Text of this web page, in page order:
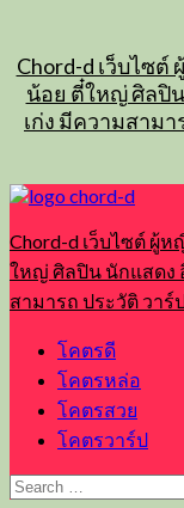
content
Chord-d เว็บไซ
น้อย ตี๋ใหญ่ ศิลปิ
เก่ง มีความสาม
Primary
Chord-d เว็บไซต์ ผู้
ใหญ่ ศิลปิน นักแสดง
สามารถ ประวัติ วาร์
โคตรดี
โคตรหล่อ
โคตรสวย
โคตรวาร์ป
Search